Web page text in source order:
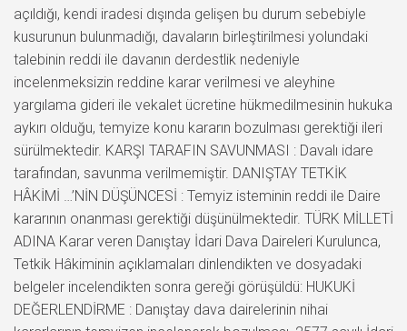
açıldığı, kendi iradesi dışında gelişen bu durum sebebiyle
kusurunun bulunmadığı, davaların birleştirilmesi yolundaki
talebinin reddi ile davanın derdestlik nedeniyle
incelenmeksizin reddine karar verilmesi ve aleyhine
yargılama gideri ile vekalet ücretine hükmedilmesinin hukuka
aykırı olduğu, temyize konu kararın bozulması gerektiği ileri
sürülmektedir. KARŞI TARAFIN SAVUNMASI : Davalı idare
tarafından, savunma verilmemiştir. DANIŞTAY TETKİK
HÂKİMİ …’NİN DÜŞÜNCESİ : Temyiz isteminin reddi ile Daire
kararının onanması gerektiği düşünülmektedir. TÜRK MİLLETİ
ADINA Karar veren Danıştay İdari Dava Daireleri Kurulunca,
Tetkik Hâkiminin açıklamaları dinlendikten ve dosyadaki
belgeler incelendikten sonra gereği görüşüldü: HUKUKİ
DEĞERLENDİRME : Danıştay dava dairelerinin nihai